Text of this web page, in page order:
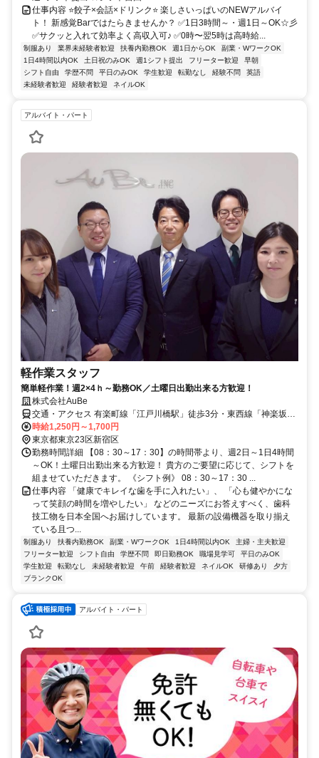
仕事内容 ⭐餃子×会話×ドリンク⭐ 楽しさいっぱいのNEWアルバイ
ト！ 新感覚Barではたらきませんか？ ✅1日3時間～・週1日～OK☆彡
✅サクッと入れて効率よく高収入可♪ ✅0時〜翌5時は高時給...
制服あり 業界未経験者歓迎 扶養内勤務OK 週1日からOK
副業・WワークOK
1日4時間以内OK
土日祝のみOK 週1シフト提出 フリーター歓迎
早朝
シフト自由
学歴不問 平日のみOK 学生歓迎 転勤なし 経験不問
英語
未経験者歓迎
経験者歓迎 ネイルOK
アルバイト・パート
軽作業スタッフ
簡単軽作業！週2×4ｈ～勤務OK／土曜日出勤出来る方歓迎！
株式会社AuBe
交通・アクセス 有楽町線「江戸川橋駅」徒歩3分・東西線「神楽坂
駅」徒歩9分・大江戸線「牛込神楽坂駅」徒歩10分
時給1,250円～1,700円
東京都東京23区新宿区
勤務時間詳細 【08：30～17：30】の時間帯より、週2日～1日4時間
～OK！土曜日出勤出来る方歓迎！ 貴方のご要望に応じて、シフトを
組ませていただきます。 《シフト例》 08：30～17：30 ...
仕事内容 「健康でキレイな歯を手に入れたい」、 「心も健やかにな
って笑顔の時間を増やしたい」 などのニーズにお答えすべく、歯科
技工物を日本全国へお届けしています。 最新の設備機器を取り揃え
ている且つ...
制服あり 扶養内勤務OK 副業・WワークOK 1日4時間以内OK
主婦・主夫歓迎
フリーター歓迎
シフト自由 学歴不問 即日勤務OK 職場見学可
平日のみOK
学生歓迎
転勤なし 未経験者歓迎 午前 経験者歓迎 ネイルOK 研修あり
夕方
ブランクOK
アルバイト・パート